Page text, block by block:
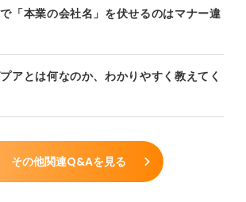
「本業の会社名」を伏せるのはマナー違
アとは何なのか、わかりやすく教えてく
その他関連Q&Aを見る